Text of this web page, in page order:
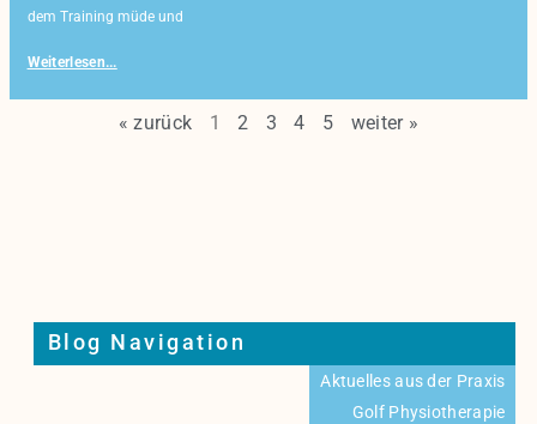
dem Training müde und
Weiterlesen...
« zurück 1 2 3 4 5 weiter »
Blog Navigation
Aktuelles aus der Praxis
Golf Physiotherapie